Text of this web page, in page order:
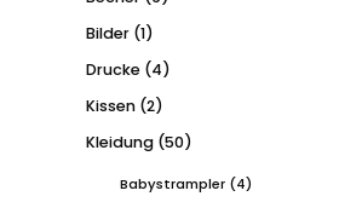
Bilder (1)
Drucke (4)
Kissen (2)
Kleidung (50)
Babystrampler (4)